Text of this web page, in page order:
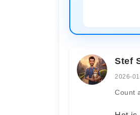
Stef
2026-
Count